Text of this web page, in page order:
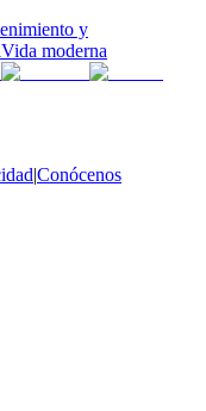
y
Vida moderna
|Conócenos